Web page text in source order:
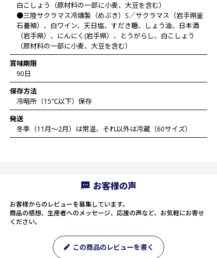
白こしょう（原材料の一部に小麦、大豆を含む）
●三陸サクラマス冷燻製（めぶき）S／サクラマス（岩手県釜
石養殖）、白ワイン、天日塩、すだき糖、しょう油、日本酒
（岩手県）、にんにく(岩手県）、とうがらし、白こしょう
（原材料の一部に小麦、大豆を含む）
賞味期限
90日
保存方法
冷暗所（15℃以下）保存
発送
冬季（11月～2月）は常温、それ以外は冷蔵（60サイズ）
お客様の声
お客様からのレビューを募集しています。
商品の感想、生産者へのメッセージ、応援の声など、お気軽にお寄せ
ください。
この商品のレビューを書く